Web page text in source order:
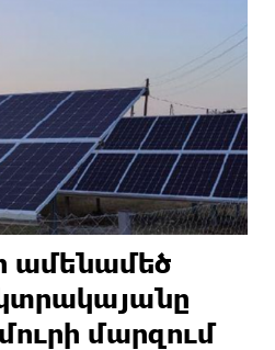
ամենամեծ
մարզում